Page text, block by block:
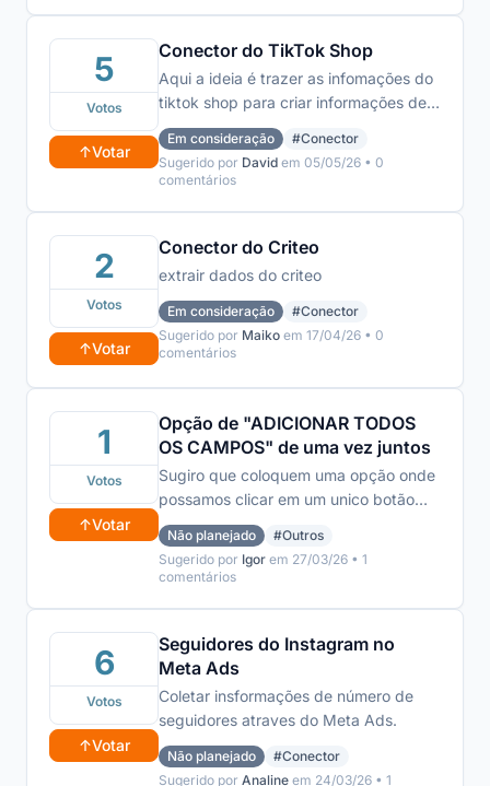
5
Votos
↑Votar
Conector do TikTok Shop
Aqui a ideia é trazer as infomações do
tiktok shop para criar informações de
produtos que mais vendem no TikTok
Shop e vídeos que mais viralizam
nessa categoria do tiktok
Em consideração
#Conector
Sugerido por David em 05/05/26 • 0
comentários
2
Votos
↑Votar
Conector do Criteo
extrair dados do criteo
Em consideração
#Conector
Sugerido por Maiko em 17/04/26 • 0
comentários
1
Votos
↑Votar
Opção de "ADICIONAR TODOS
OS CAMPOS" de uma vez juntos
Sugiro que coloquem uma opção onde
possamos clicar em um unico botão
para que adicione todos os campos,
fica muito melhor excluir alguns, do
que ter que colocar um por um
Não planejado
#Outros
Sugerido por Igor em 27/03/26 • 1
comentários
6
Votos
↑Votar
Seguidores do Instagram no
Meta Ads
Coletar insformações de número de
seguidores atraves do Meta Ads.
Não planejado
#Conector
Sugerido por Analine em 24/03/26 • 1